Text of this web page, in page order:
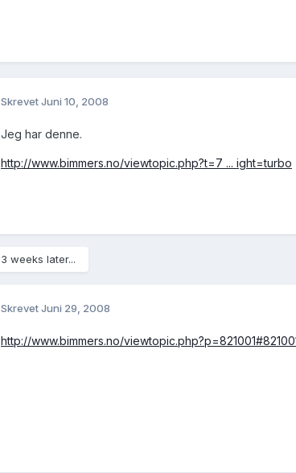
SkrevetJuni 10, 2008
Jeg har denne.
http://www.bimmers.no/viewtopic.php?t=7 ... ight=turbo
3 weeks later...
SkrevetJuni 29, 2008
http://www.bimmers.no/